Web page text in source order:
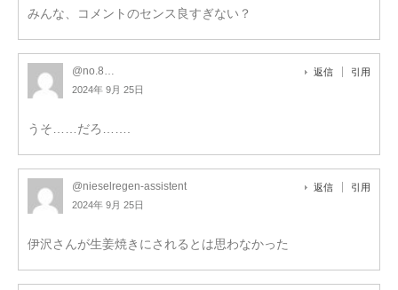
みんな、コメントのセンス良すぎない？
@no.8…
2024年 9月 25日
返信 引用
うそ……だろ…….
@nieselregen-assistent
2024年 9月 25日
返信 引用
伊沢さんが生姜焼きにされるとは思わなかった